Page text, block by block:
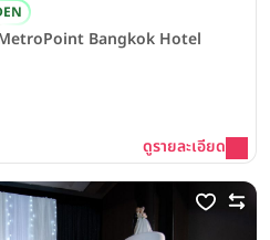
Bangkok Hotel
ดูรายละเอียด